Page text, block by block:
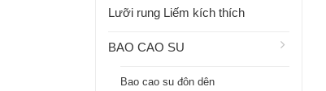
Lưỡi rung Liếm kích thích
BAO CAO SU
Bao cao su đôn dên